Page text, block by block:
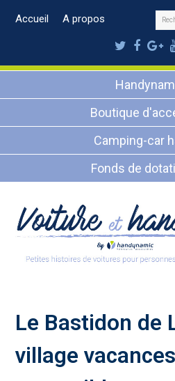
Accueil A propos
Twitter
Boutique
Camping-car
Fonds de
Le Bastidon de
village